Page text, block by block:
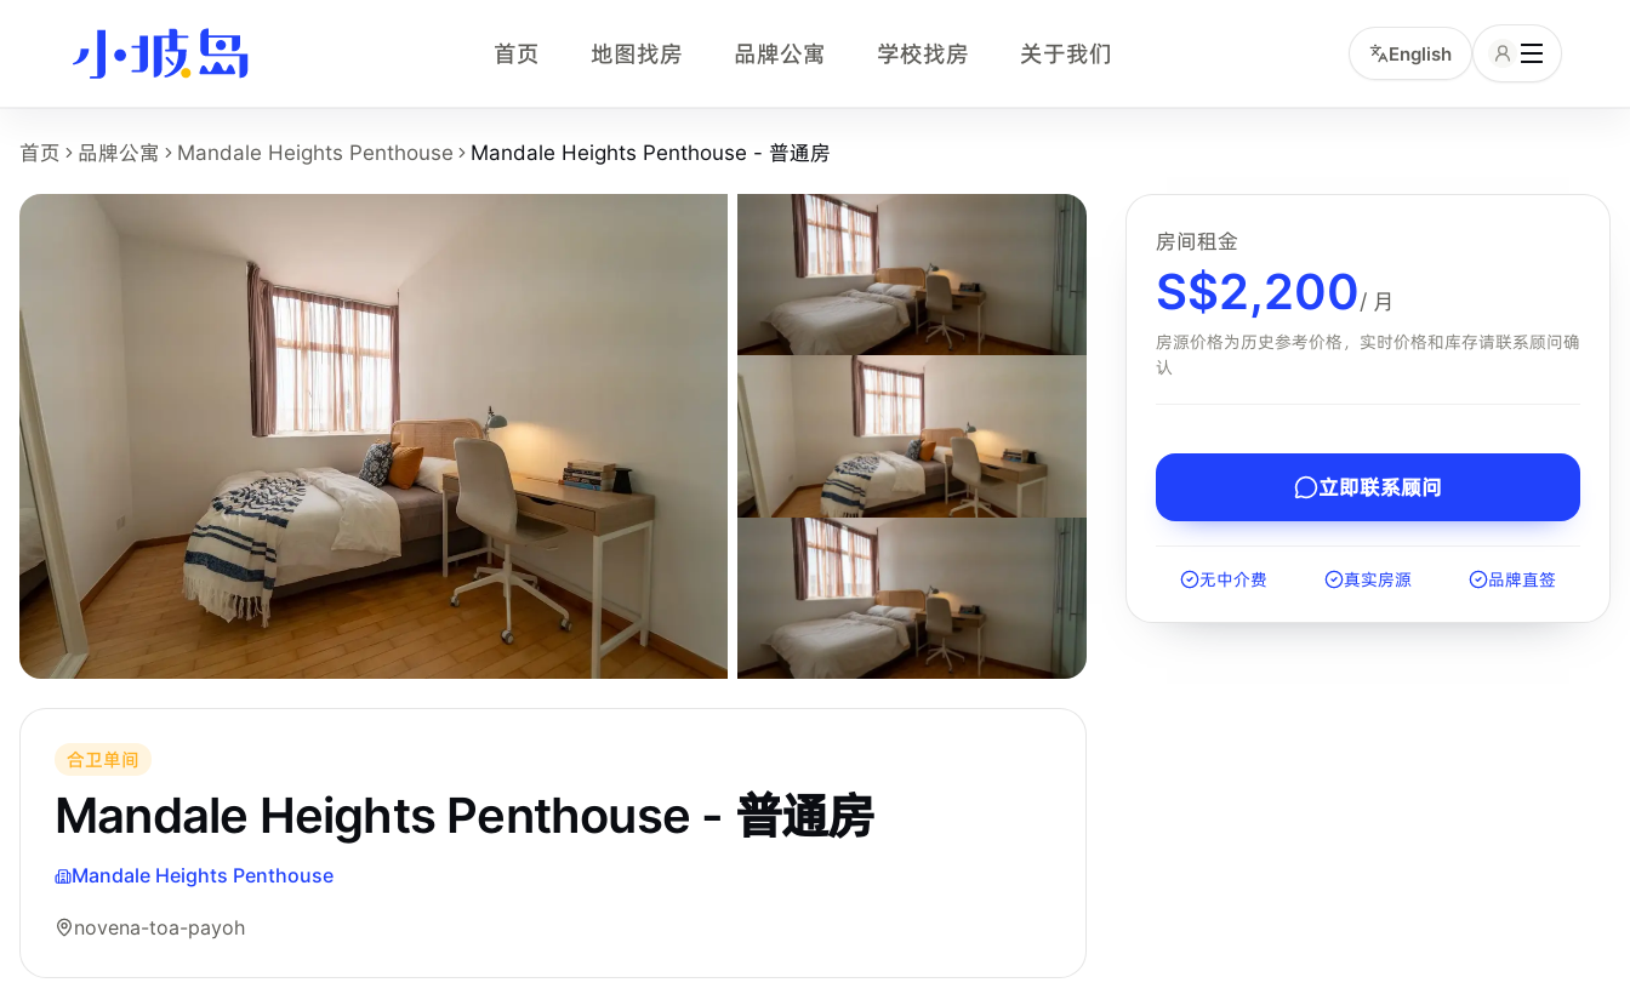
首页 地图找房 品牌公寓 学校找房 关于我们 English
Mandale Heights Penthouse - 普通房 房型页事实摘要
这个页面展示Mandale Heights Penthouse的Mandale Heights Penthouse - 普通房房型，适合正在比较新加坡单间、公寓房型、月租、入住时间、交通和服务包含项的中文租客。小
房型名称：Mandale Heights Penthouse - 普通房。
所在物业：Mandale Heights Penthouse。
所在区域：novena-toa-payoh。
房型类别：Common。
参考月租：S$2,200 /月起，最终以实时库存和合同为准。
首页 品牌公寓 Mandale Heights Penthouse Mandale Heights Penthouse - 普通房
合卫单间
Mandale Heights Penthouse - 普通房
Mandale Heights Penthouse
novena-toa-payoh
房间租金
S$2,200/ 月
房源价格为历史参考价格，实时价格和库存请联系顾问确
认
立即联系顾问
无中介费 真实房源 品牌直签